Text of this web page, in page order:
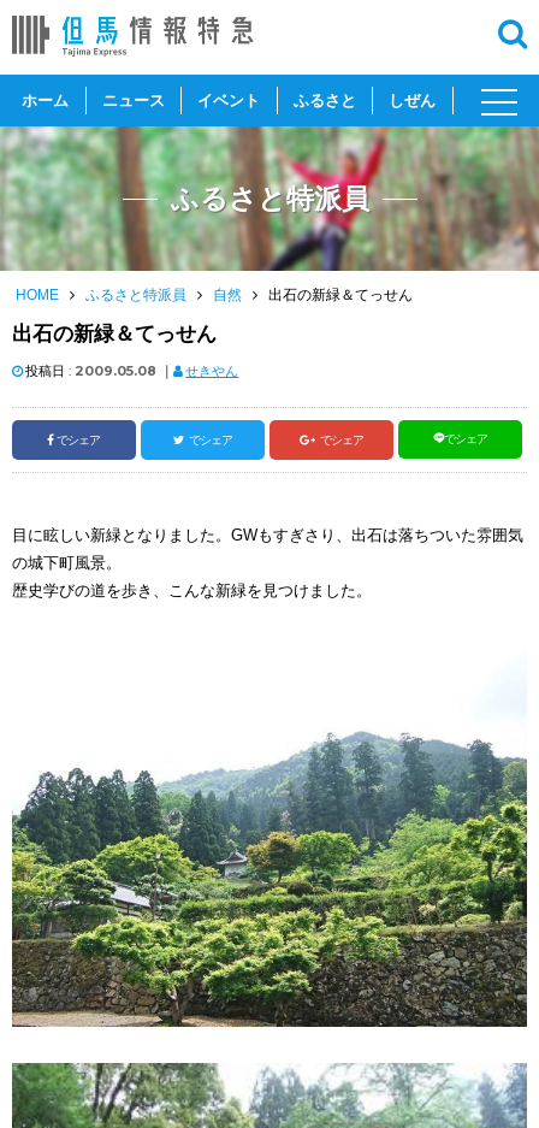
ホーム ニュース イベント ふるさと しぜん
toggle
ふるさと特派員
HOME ふるさと特派員 自然 出石の新緑＆てっせん
出石の新緑＆てっせん
投稿日 : 2009.05.08 ｜ せきやん
でシェア でシェア でシェア でシェア
目に眩しい新緑となりました。GWもすぎさり、出石は落ちついた雰囲気
の城下町風景。
歴史学びの道を歩き、こんな新緑を見つけました。